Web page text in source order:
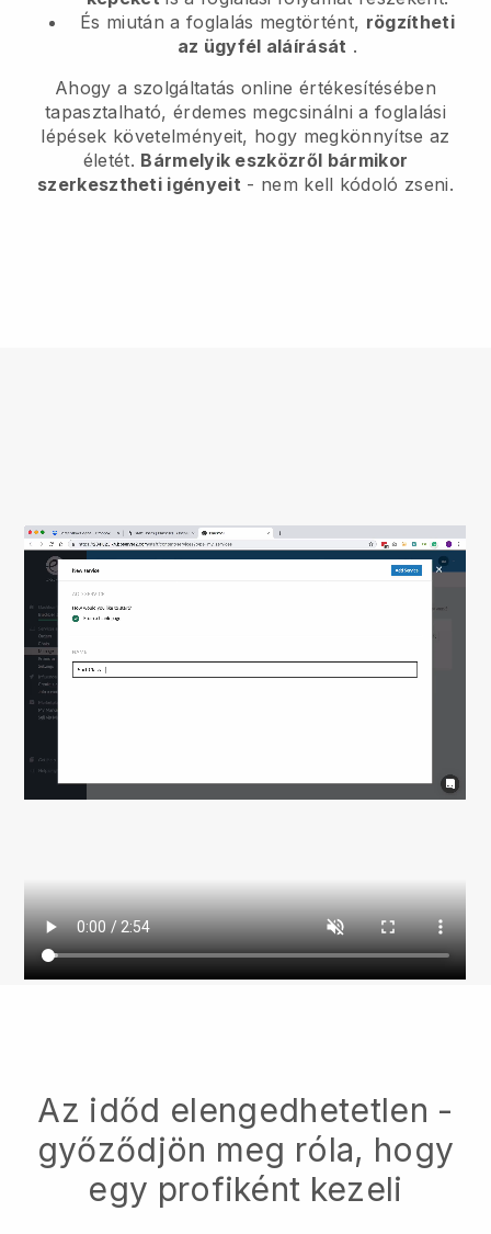
És miután a foglalás megtörtént, rögzítheti
az ügyfél aláírását .
Ahogy a szolgáltatás online értékesítésében
tapasztalható, érdemes megcsinálni a foglalási
lépések követelményeit, hogy megkönnyítse az
életét. Bármelyik eszközről bármikor
szerkesztheti igényeit - nem kell kódoló zseni.
Az időd elengedhetetlen -
győződjön meg róla, hogy
egy profiként kezeli